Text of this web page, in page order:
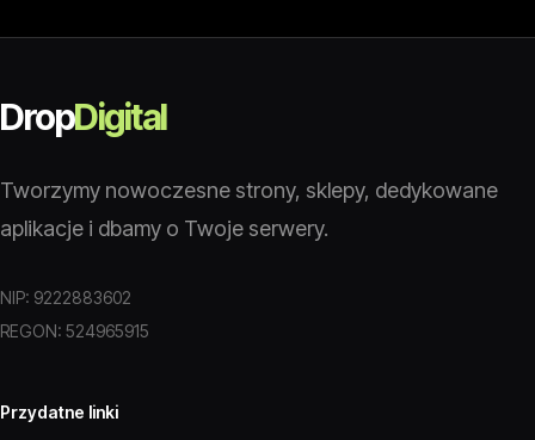
DropDigital
Tworzymy nowoczesne strony, sklepy, dedykowane
aplikacje i dbamy o Twoje serwery.
NIP: 9222883602
REGON: 524965915
Przydatne linki